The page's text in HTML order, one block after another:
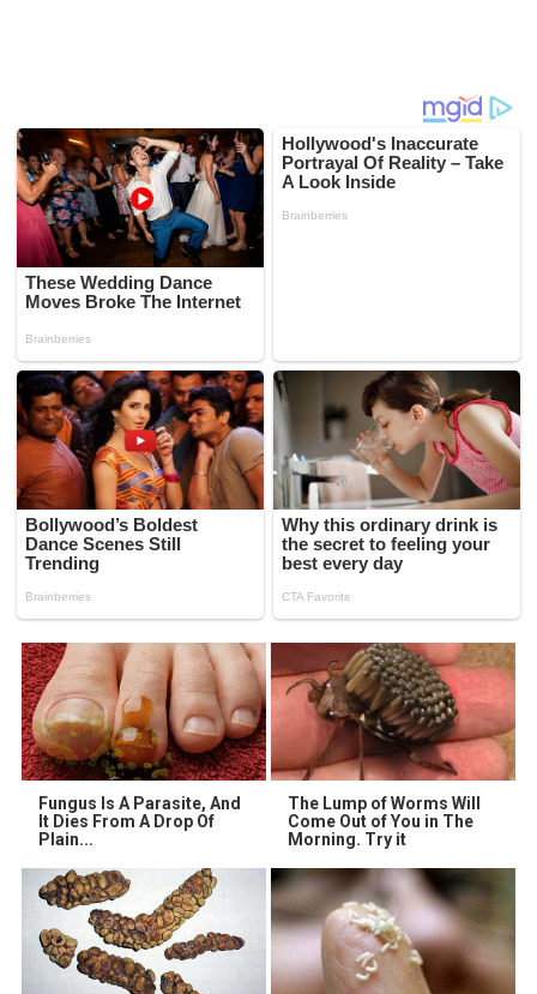
Fungus Is A Parasite, And
It Dies From A Drop Of
Plain...
The Lump of Worms Will
Come Out of You in The
Morning. Try it